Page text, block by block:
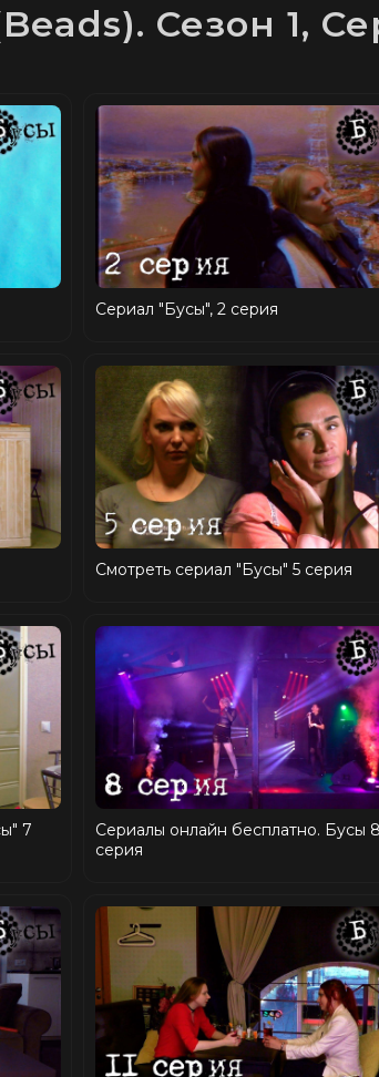
Сезон 1,
Сериал "Бусы", 2 серия
Смотреть сериал "Бусы" 5 серия
7
Сериалы онлайн бесплатно. Бусы 8
серия